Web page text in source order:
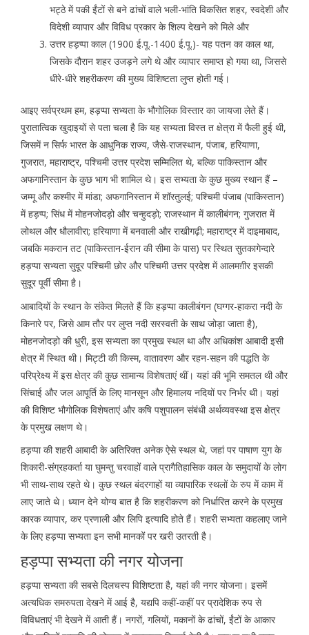
भट्ठे में पकी ईंटों से बने ढांचों वाले भली-भांति विकसित शहर, स्वदेशी और
विदेशी व्यापार और विविध प्रकार के शिल्प देखने को मिले और
उत्तर हड़प्पा काल (1900 ई.पू.-1400 ई.पू.)- यह पतन का काल था,
जिसके दौरान शहर उजड़ने लगे थे और व्यापार समाप्त हो गया था, जिससे
धीरे-धीरे शहरीकरण की मुख्य विशिष्टता लुप्त होती गई।
आइए सर्वप्रथम हम, हड़प्पा सभ्यता के भौगोलिक विस्तार का जायजा लेते हैं।
पुरातात्विक खुदाइयों से पता चला है कि यह सभ्यता विस्त त क्षेत्रा में फैली हुई थी,
जिसमें न सिर्फ भारत के आधुनिक राज्य, जैसे-राजस्थान, पंजाब, हरियाणा,
गुजरात, महाराष्ट्र, पश्चिमी उत्तर प्रदेश सम्मिलित थे, बल्कि पाकिस्तान और
अफगानिस्तान के कुछ भाग भी शामिल थे। इस सभ्यता के कुछ मुख्य स्थान हैं –
जम्मू और कश्मीर में मांडा; अफगानिस्तान में शॉरतुलई; पश्चिमी पंजाब (पाकिस्तान)
में हड़प्प; सिंध में मोहनजोदड़ो और चन्हुदड़ो; राजस्थान में कालीबंगन; गुजरात में
लोथल और धौलावीरा; हरियाणा में बनवाली और राखीगढ़ी; महाराष्ट्र में दाइमाबाद,
जबकि मकरान तट (पाकिस्तान-ईरान की सीमा के पास) पर स्थित सुतकागेन्दारे
हड़प्पा सभ्यता सुदूर पश्चिमी छोर और पश्चिमी उत्तर प्रदेश में आलमग़ीर इसकी
सुदूर पूर्वी सीमा है।
आबादियों के स्थान के संकेत मिलते हैं कि हड़प्पा कालीबंगन (घग्गर-हाकरा नदी के
किनारे पर, जिसे आम तौर पर लुप्त नदी सरस्वती के साथ जोड़ा जाता है),
मोहनजोदड़ो की धुरी, इस सभ्यता का प्रमुख स्थल था और अधिकांश आबादी इसी
क्षेत्र में स्थित थी। मिट्टी की किस्म, वातावरण और रहन-सहन की पद्धति के
परिप्रेक्ष्य में इस क्षेत्र की कुछ सामान्य विशेषताएं थीं। यहां की भूमि समतल थी और
सिंचाई और जल आपूर्ति के लिए मानसून और हिमालय नदियों पर निर्भर थी। यहां
की विशिष्ट भौगोलिक विशेषताएं और कषि पशुपालन संबंधी अर्थव्यवस्था इस क्षेत्र
के प्रमुख लक्षण थे।
हड़प्पा की शहरी आबादी के अतिरिक्त अनेक ऐसे स्थल थे, जहां पर पाषाण युग के
शिकारी-संग्रहकर्ता या घुमन्तु चरवाहों वाले प्रागैतिहासिक काल के समुदायों के लोग
भी साथ-साथ रहते थे। कुछ स्थल बंदरगाहों या व्यापारिक स्थलों के रुप में काम में
लाए जाते थे। ध्यान देने योग्य बात है कि शहरीकरण को निर्धारित करने के प्रमुख
कारक व्यापार, कर प्रणाली और लिपि इत्यादि होते हैं। शहरी सभ्यता कहलाए जाने
के लिए हड़प्पा सभ्यता इन सभी मानकों पर खरी उतरती है।
हड़प्पा सभ्यता की नगर योजना
हड़प्पा सभ्यता की सबसे दिलचस्प विशिष्टता है, यहां की नगर योजना। इसमें
अत्यधिक समरुपता देखने में आई है, यद्यपि कहीं-कहीं पर प्रादेशिक रुप से
विविधताएं भी देखने में आती हैं। नगरों, गलियों, मकानों के ढांचों, ईंटों के आकार